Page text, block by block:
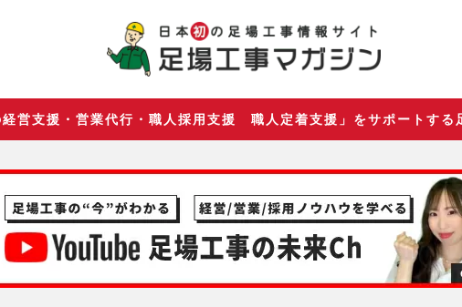
営支援・営業代行・職人採用支援 職人定着支援」をサポートする